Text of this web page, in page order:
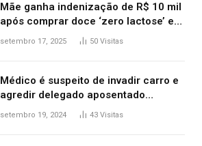
Mãe ganha indenização de R$ 10 mil
após comprar doce ‘zero lactose’ e
filha ter reação alérgica grave
setembro 17, 2025 50 Visitas
Médico é suspeito de invadir carro e
agredir delegado aposentado
durante confusão no trânsito
setembro 19, 2024 43 Visitas